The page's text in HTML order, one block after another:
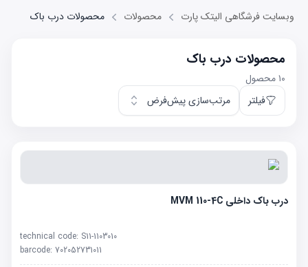
وبسایت فرشگاهی الیتک پارت محصولات محصولات درب باک
محصولات درب باک
۱۰محصول
فیلتر
مرتب‌سازی پیش‌فرض
درب باک داخلی MVM 110-4C
technical code: S11-1103010
barcode: 702052731011